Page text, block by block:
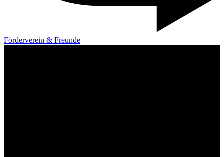
Förderverein & Freunde